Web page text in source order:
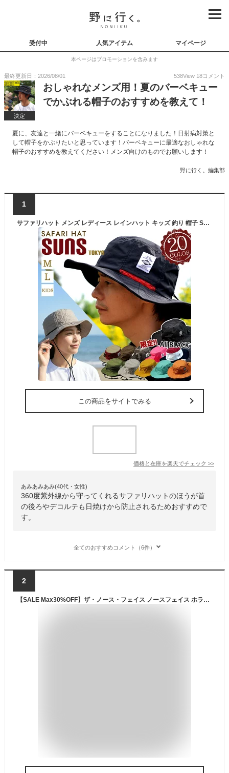
受付中 人気アイテム マイページ
本ページはプロモーションを含みます
最終更新日：2026/08/01 538View 18コメント
決定
おしゃれなメンズ用！夏のバーベキュー
でかぶれる帽子のおすすめを教えて！
夏に、友達と一緒にバーベキューをすることになりました！日射病対策と
して帽子をかぶりたいと思っています！バーベキューに最適なおしゃれな
帽子のおすすめを教えてください！メンズ向けのものでお願いします！
野に行く。編集部
1
サファリハット メンズ レディース レインハット キッズ 釣り 帽子 SUNS(サンズ) 登山 撥水 アウトドア 海 プール キャンプ バーベキュー NEK ★REVLH-051 送料無料 大きいサイズ 子供 UVカット アドベンチャーハット 母の日 父の日 ユニセックス 春 夏 秋 夏フェス 熱中症
この商品をサイトでみる
価格と在庫を楽天でチェック >>
あみあみあみ(40代・女性)
360度紫外線から守ってくれるサファリハットのほうが首
の後ろやデコルテも日焼けから防止されるためおすすめで
す。
全てのおすすめコメント（6件）
2
【SALE Max30%OFF】ザ・ノース・フェイス ノースフェイス ホライズンハット THE NORTH FACE Horizon Hat メンズ レディース ユニセックス NN42531 帽子 UVカット 人気 つば広 紫外線対策 撥水 蒸れない あご紐 登山 ハイキング 旅行 ザノースフェイス キャンプ アウトドア